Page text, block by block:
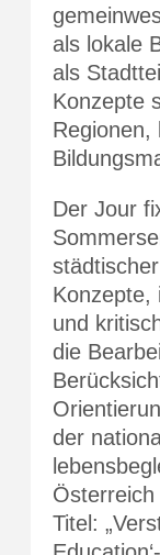
als lokale
als
Konzepte
Regionen,
Der Jour
Konzepte,
und
die
der
Titel: